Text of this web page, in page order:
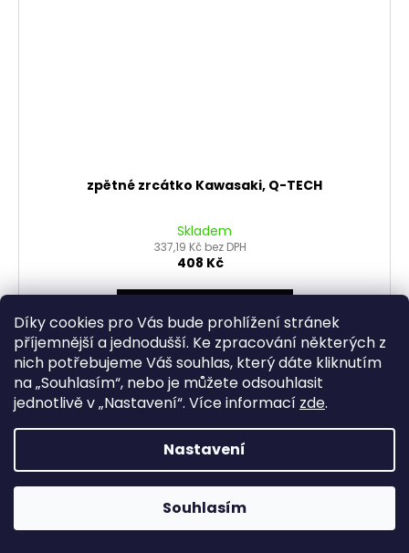
Díky cookies pro Vás bude prohlížení stránek
příjemnější a jednodušší. Ke zpracování některých z
nich potřebujeme Váš souhlas, který dáte kliknutím
na „Souhlasím“, nebo je můžete odsouhlasit
jednotlivě v „Nastavení“. Více informací zde.
Nastavení
Souhlasím
zpětné zrcátko Kawasaki, Q-TECH
Skladem
337,19 Kč bez DPH
408 Kč